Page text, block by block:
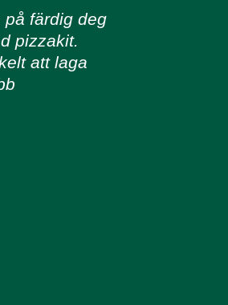
på färdig deg
pizzakit.
att laga